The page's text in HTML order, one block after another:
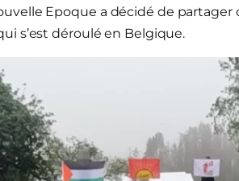
Epoque a décidé de partager
s’est déroulé en Belgique.